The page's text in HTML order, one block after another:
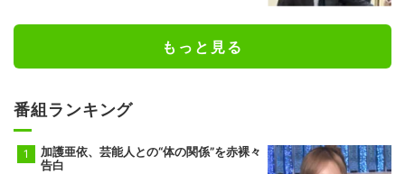
もっと見る
番組ランキング
加護亜依、芸能人との“体の関係”を赤裸々
告白